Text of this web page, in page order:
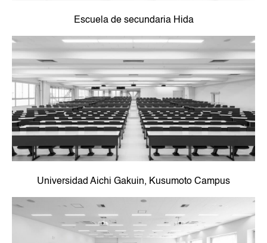
Escuela de secundaria Hida
Universidad Aichi Gakuin, Kusumoto Campus